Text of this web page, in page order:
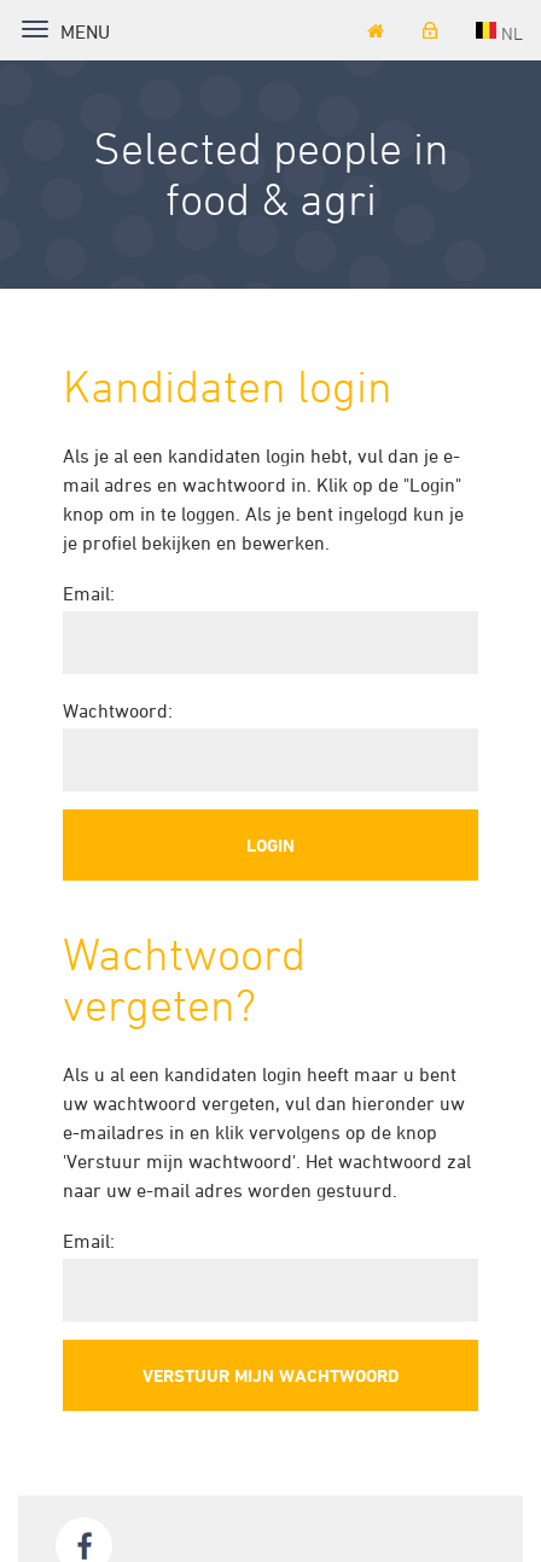
TOGGLE NAVIGATION
MENU NL
Selected people in
food & agri
Kandidaten login
Als je al een kandidaten login hebt, vul dan je e-
mail adres en wachtwoord in. Klik op de "Login"
knop om in te loggen. Als je bent ingelogd kun je
je profiel bekijken en bewerken.
Email:
Wachtwoord:
Wachtwoord
vergeten?
Als u al een kandidaten login heeft maar u bent
uw wachtwoord vergeten, vul dan hieronder uw
e-mailadres in en klik vervolgens op de knop
'Verstuur mijn wachtwoord'. Het wachtwoord zal
naar uw e-mail adres worden gestuurd.
Email: